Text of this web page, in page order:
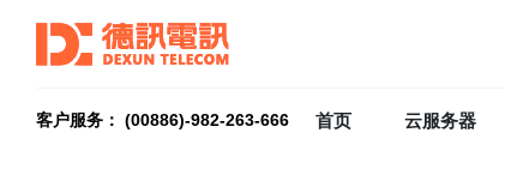
客户服务： (00886)-982-263-666 首页 云服务器